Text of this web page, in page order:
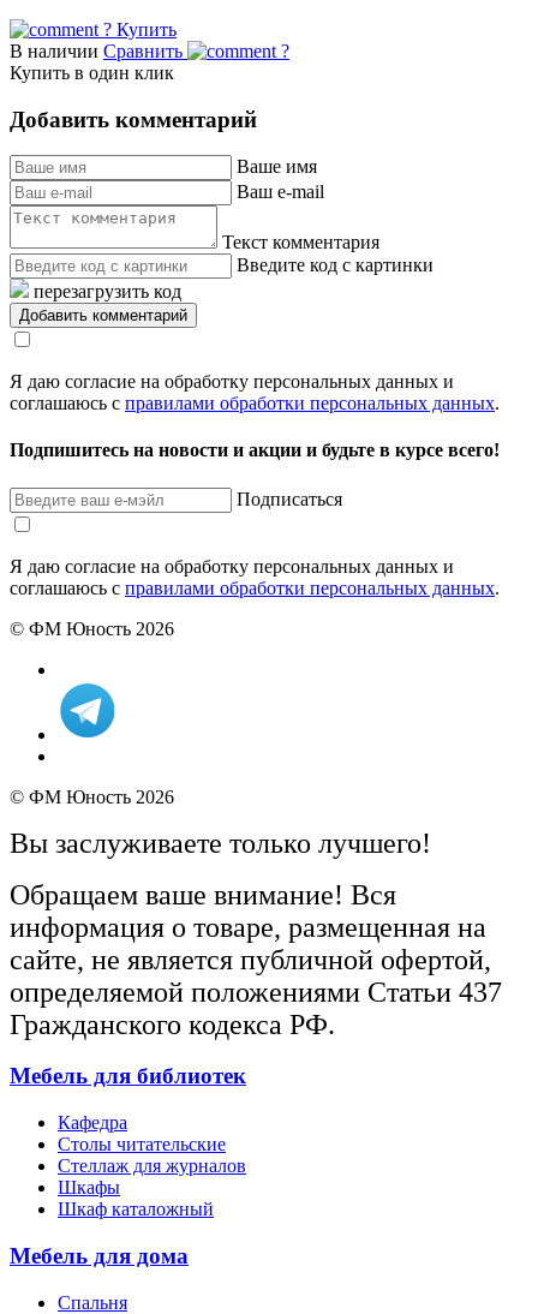
? Купить
В наличии Сравнить
?
Купить в один клик
Добавить комментарий
Ваше имя
Ваш e-mail
Текст комментария
Введите код с картинки
перезагрузить код
Я даю согласие на обработку персональных данных и
соглашаюсь с правилами обработки персональных данных.
Подпишитесь на новости и акции и будьте в курсе всего!
Подписаться
Я даю согласие на обработку персональных данных и
соглашаюсь с правилами обработки персональных данных.
© ФМ Юность 2026
© ФМ Юность 2026
Вы заслуживаете только лучшего!
Обращаем ваше внимание! Вся
информация о товаре, размещенная на
сайте, не является публичной офертой,
определяемой положениями Статьи 437
Гражданского кодекса РФ.
Мебель для библиотек
Кафедра
Столы читательские
Стеллаж для журналов
Шкафы
Шкаф каталожный
Мебель для дома
Спальня